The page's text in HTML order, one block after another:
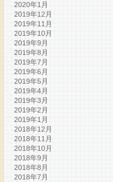
2020年1月
2019年12月
2019年11月
2019年10月
2019年9月
2019年8月
2019年7月
2019年6月
2019年5月
2019年4月
2019年3月
2019年2月
2019年1月
2018年12月
2018年11月
2018年10月
2018年9月
2018年8月
2018年7月